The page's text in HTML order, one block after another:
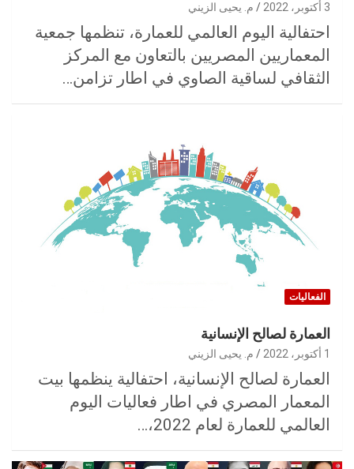
3 أكتوبر، 2022 م. يحيى الزيني
احتفالية اليوم العالمي للعمارة، تنظمها جمعية
المعماريين المصريين بالتعاون مع المركز
الثقافي لساقية الصاوي في اطار تزامن…
الفعاليات
العمارة لصالح الإنسانية
1 أكتوبر، 2022 م. يحيى الزيني
العمارة لصالح الإنسانية، احتفالية ينظمها بيت
المعمار المصري في اطار فعاليات اليوم
العالمي للعمارة لعام 2022،…